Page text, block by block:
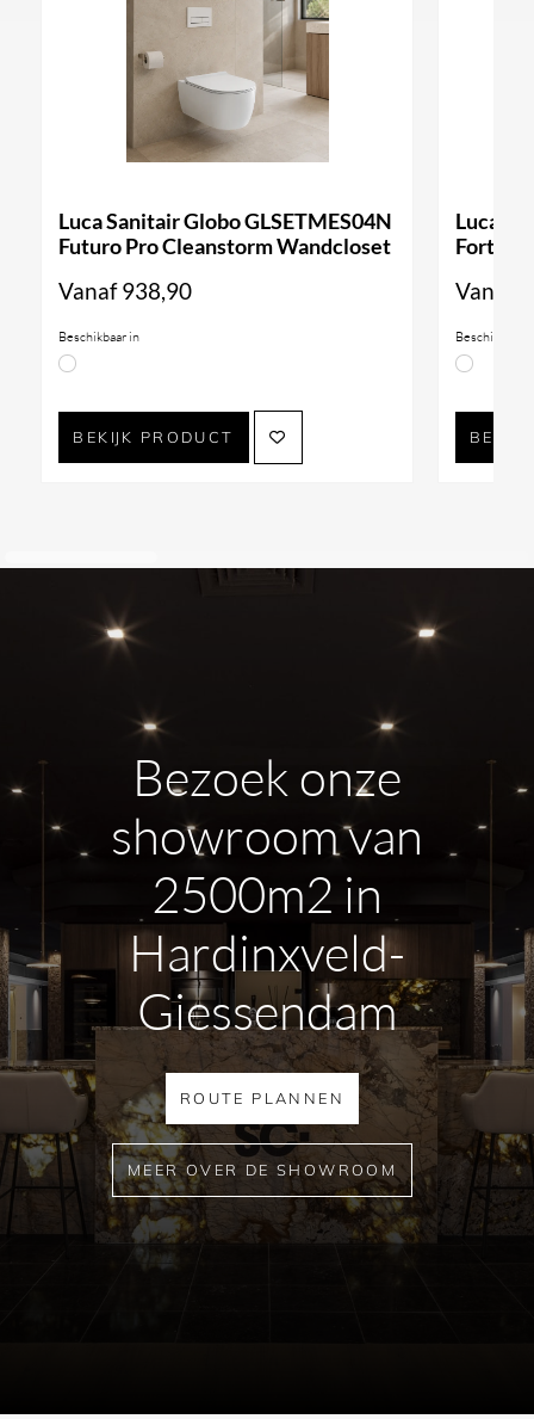
Luca Sanitair Globo GLSETMES04N
Futuro Pro Cleanstorm Wandcloset
Vanaf938,90
Beschikbaar in
BEKIJK PRODUCT
Luca
Forty3
Vanaf
Beschikbaar
Bezoek onze
showroom van
2500m2 in
Hardinxveld-
Giessendam
ROUTE PLANNEN
MEER OVER DE SHOWROOM